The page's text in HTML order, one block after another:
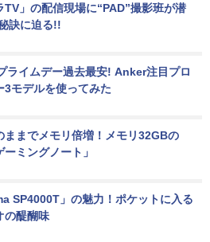
TV」の配信現場に“PAD”撮影班が潜
訣に迫る!!
ライムデー過去最安! Anker注目プロ
3モデルを使ってみた
ままでメモリ倍増！メモリ32GBの
ーミングノート」
SP4000T」の魅力！ポケットに入る
の醍醐味